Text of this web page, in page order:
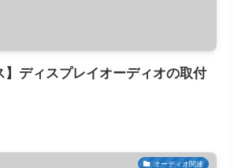
】ディスプレイオーディオの取付
オーディオ関連